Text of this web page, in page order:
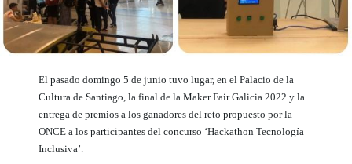
El pasado domingo 5 de junio tuvo lugar, en el Palacio de la
Cultura de Santiago, la final de la Maker Fair Galicia 2022 y la
entrega de premios a los ganadores del reto propuesto por la
ONCE a los participantes del concurso ‘Hackathon Tecnología
Inclusiva’.